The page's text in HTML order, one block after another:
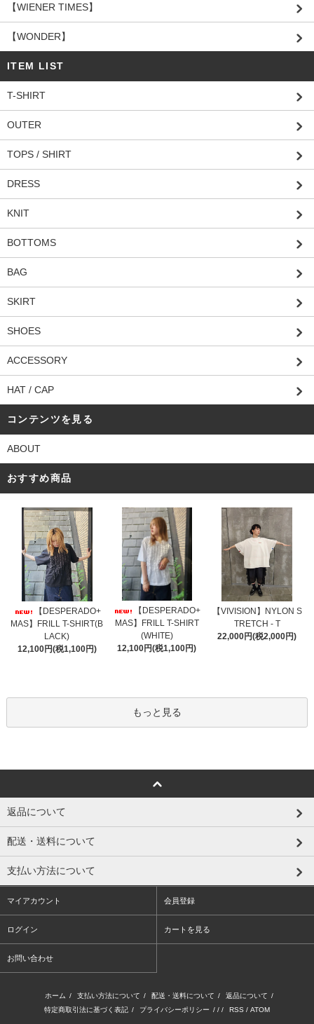
【WIENER TIMES】
【WONDER】
ITEM LIST
T-SHIRT
OUTER
TOPS / SHIRT
DRESS
KNIT
BOTTOMS
BAG
SKIRT
SHOES
ACCESSORY
HAT / CAP
コンテンツを見る
ABOUT
おすすめ商品
【DESPERADO+
MAS】FRILL T-SHIRT(B
LACK)
12,100円(税1,100円)
【DESPERADO+
MAS】FRILL T-SHIRT
(WHITE)
12,100円(税1,100円)
【VIVISION】NYLON S
TRETCH - T
22,000円(税2,000円)
もっと見る
返品について
配送・送料について
支払い方法について
マイアカウント 会員登録
ログイン カートを見る
お問い合わせ
ホーム / 支払い方法について / 配送・送料について / 返品について /
特定商取引法に基づく表記 / プライバシーポリシー / / / RSS / ATOM